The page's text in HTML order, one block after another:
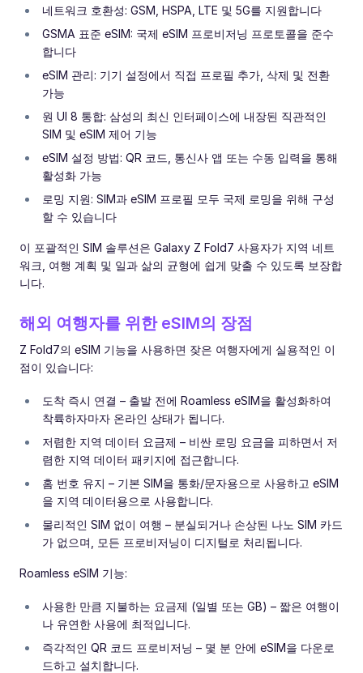
네트워크 호환성: GSM, HSPA, LTE 및 5G를 지원합니다
GSMA 표준 eSIM: 국제 eSIM 프로비저닝 프로토콜을 준수
합니다
eSIM 관리: 기기 설정에서 직접 프로필 추가, 삭제 및 전환
가능
원 UI 8 통합: 삼성의 최신 인터페이스에 내장된 직관적인
SIM 및 eSIM 제어 기능
eSIM 설정 방법: QR 코드, 통신사 앱 또는 수동 입력을 통해
활성화 가능
로밍 지원: SIM과 eSIM 프로필 모두 국제 로밍을 위해 구성
할 수 있습니다
이 포괄적인 SIM 솔루션은 Galaxy Z Fold7 사용자가 지역 네트
워크, 여행 계획 및 일과 삶의 균형에 쉽게 맞출 수 있도록 보장합
니다.
해외 여행자를 위한 eSIM의 장점
Z Fold7의 eSIM 기능을 사용하면 잦은 여행자에게 실용적인 이
점이 있습니다:
도착 즉시 연결 – 출발 전에 Roamless eSIM을 활성화하여
착륙하자마자 온라인 상태가 됩니다.
저렴한 지역 데이터 요금제 – 비싼 로밍 요금을 피하면서 저
렴한 지역 데이터 패키지에 접근합니다.
홈 번호 유지 – 기본 SIM을 통화/문자용으로 사용하고 eSIM
을 지역 데이터용으로 사용합니다.
물리적인 SIM 없이 여행 – 분실되거나 손상된 나노 SIM 카드
가 없으며, 모든 프로비저닝이 디지털로 처리됩니다.
Roamless eSIM 기능:
사용한 만큼 지불하는 요금제 (일별 또는 GB) – 짧은 여행이
나 유연한 사용에 최적입니다.
즉각적인 QR 코드 프로비저닝 – 몇 분 안에 eSIM을 다운로
드하고 설치합니다.